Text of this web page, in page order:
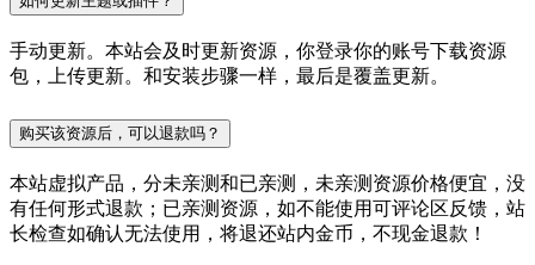
手动更新。本站会及时更新资源，你登录你的账号下载资源
包，上传更新。和安装步骤一样，最后是覆盖更新。
购买该资源后，可以退款吗？
本站虚拟产品，分未亲测和已亲测，未亲测资源价格便宜，没
有任何形式退款；已亲测资源，如不能使用可评论区反馈，站
长检查如确认无法使用，将退还站内金币，不现金退款！